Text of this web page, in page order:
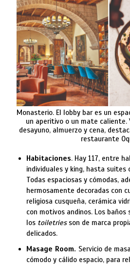
Monasterio. El lobby bar es un
un aperitivo o un mate caliente.
desayuno, almuerzo y cena,
restaurante
Habitaciones. Hay 117, entre
individuales y king, hasta suites
Todas espaciosas y cómodas,
hermosamente decoradas con
religiosa cusqueña, cerámica
con motivos andinos. Los baños
los toiletriesson de marca
delicados.
Masage Room. Servicio de
cómodo y cálido espacio, para